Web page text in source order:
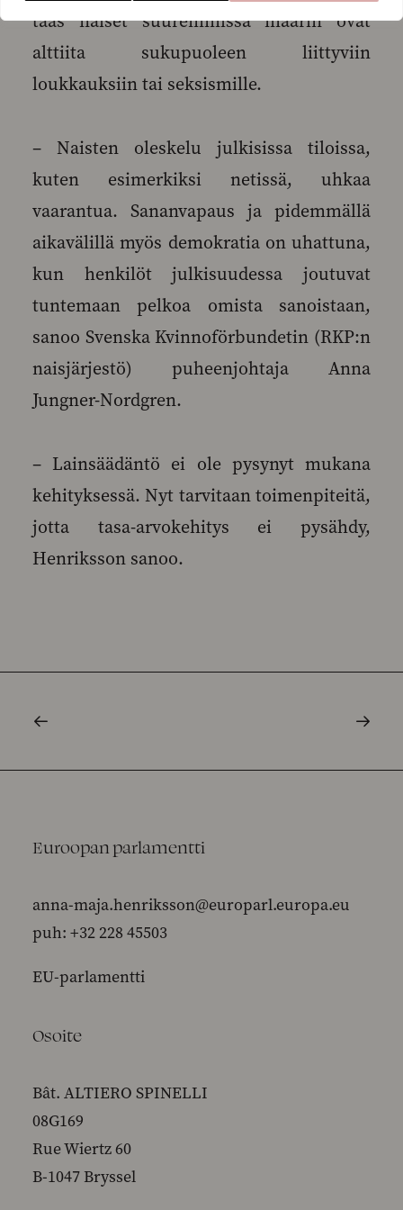
taas naiset suuremmissa määrin ovat
alttiita sukupuoleen liittyviin
loukkauksiin tai seksismille.
– Naisten oleskelu julkisissa tiloissa,
kuten esimerkiksi netissä, uhkaa
vaarantua. Sananvapaus ja pidemmällä
aikavälillä myös demokratia on uhattuna,
kun henkilöt julkisuudessa joutuvat
tuntemaan pelkoa omista sanoistaan,
sanoo Svenska Kvinnoförbundetin (RKP:n
naisjärjestö) puheenjohtaja Anna
Jungner-Nordgren.
– Lainsäädäntö ei ole pysynyt mukana
kehityksessä. Nyt tarvitaan toimenpiteitä,
jotta tasa-arvokehitys ei pysähdy,
Henriksson sanoo.
Euroopan parlamentti
anna-maja.henriksson@europarl.europa.eu
puh: +32 228 45503
EU-parlamentti
Osoite
Bât. ALTIERO SPINELLI
08G169
Rue Wiertz 60
B-1047 Bryssel